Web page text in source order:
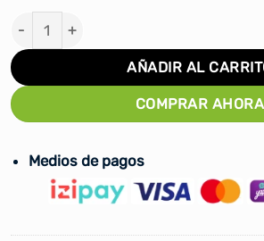
PELOTA PARA BASKET MOLTEN
AÑADIR AL
COMPRAR AHORA
Medios de pagos